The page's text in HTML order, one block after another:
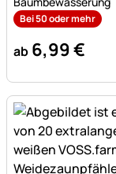
Bei 50 oder mehr
ab 6,99€